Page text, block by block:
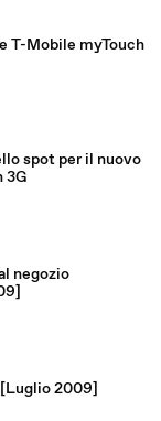
T-Mobile myTouch
spot per il nuovo
3G
negozio
2009]